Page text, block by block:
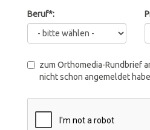
Beruf*:
zum Orthomedia-Rundbrief
nicht schon angemeldet